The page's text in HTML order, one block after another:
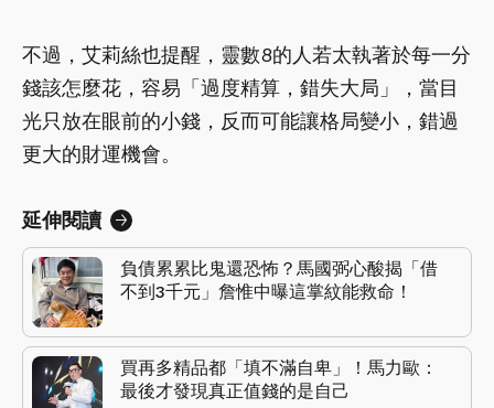
不過，艾莉絲也提醒，靈數8的人若太執著於每一分
錢該怎麼花，容易「過度精算，錯失大局」，當目
光只放在眼前的小錢，反而可能讓格局變小，錯過
更大的財運機會。
延伸閱讀
負債累累比鬼還恐怖？馬國弼心酸揭「借
不到3千元」詹惟中曝這掌紋能救命！
買再多精品都「填不滿自卑」！馬力歐：
最後才發現真正值錢的是自己